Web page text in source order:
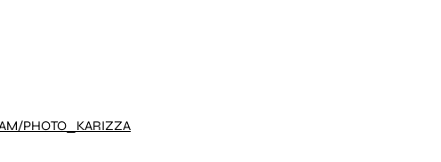
PHOTO_KARIZZA